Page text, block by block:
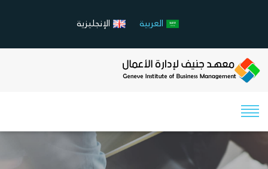
العربية الإنجليزية